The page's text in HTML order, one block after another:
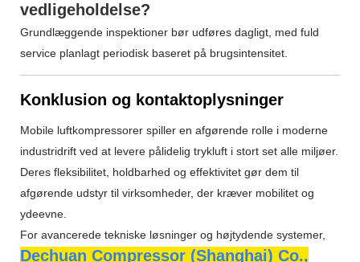
vedligeholdelse?
Grundlæggende inspektioner bør udføres dagligt, med fuld
service planlagt periodisk baseret på brugsintensitet.
Konklusion og kontaktoplysninger
Mobile luftkompressorer spiller en afgørende rolle i moderne
industridrift ved at levere pålidelig trykluft i stort set alle miljøer.
Deres fleksibilitet, holdbarhed og effektivitet gør dem til
afgørende udstyr til virksomheder, der kræver mobilitet og
ydeevne.
For avancerede tekniske løsninger og højtydende systemer,
Dechuan Compressor (Shanghai) Co.,